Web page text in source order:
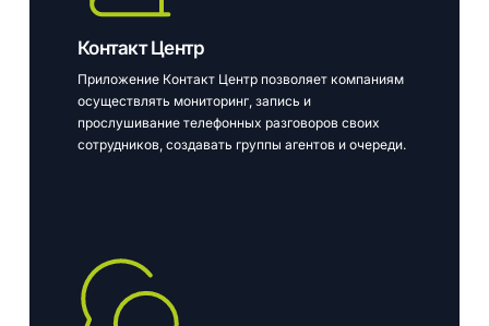
Контакт Центр
Приложение Контакт Центр позволяет компаниям
осуществлять мониторинг, запись и
прослушивание телефонных разговоров своих
сотрудников, создавать группы агентов и очереди.